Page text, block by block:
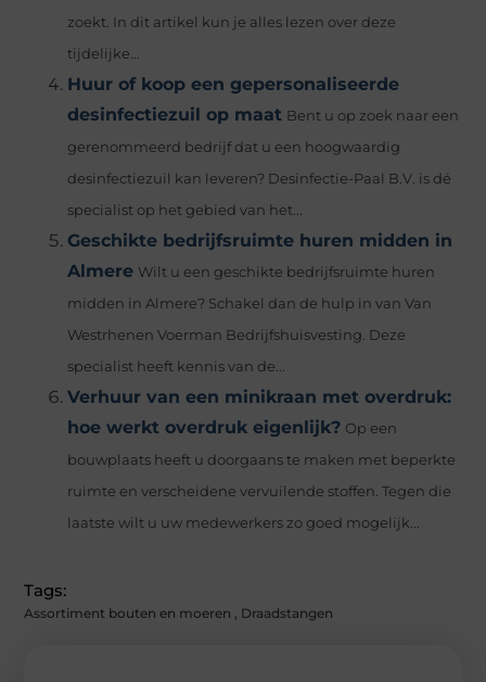
zoekt. In dit artikel kun je alles lezen over deze
tijdelijke...
Huur of koop een gepersonaliseerde
desinfectiezuil op maat Bent u op zoek naar een
gerenommeerd bedrijf dat u een hoogwaardig
desinfectiezuil kan leveren? Desinfectie-Paal B.V. is dé
specialist op het gebied van het...
Geschikte bedrijfsruimte huren midden in
Almere Wilt u een geschikte bedrijfsruimte huren
midden in Almere? Schakel dan de hulp in van Van
Westrhenen Voerman Bedrijfshuisvesting. Deze
specialist heeft kennis van de...
Verhuur van een minikraan met overdruk:
hoe werkt overdruk eigenlijk? Op een
bouwplaats heeft u doorgaans te maken met beperkte
ruimte en verscheidene vervuilende stoffen. Tegen die
laatste wilt u uw medewerkers zo goed mogelijk...
Tags:
Assortiment bouten en moeren , Draadstangen